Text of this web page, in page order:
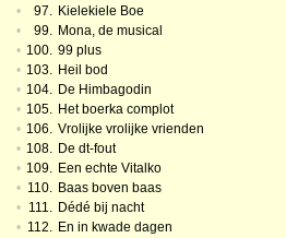
•
97. Kielekiele Boe
•
99. Mona, de musical
• 100. 99 plus
• 103. Heil bod
• 104. De Himbagodin
• 105. Het boerka complot
• 106. Vrolijke vrolijke vrienden
• 108. De dt-fout
• 109. Een echte Vitalko
• 110. Baas boven baas
• 111. Dédé bij nacht
• 112. En in kwade dagen